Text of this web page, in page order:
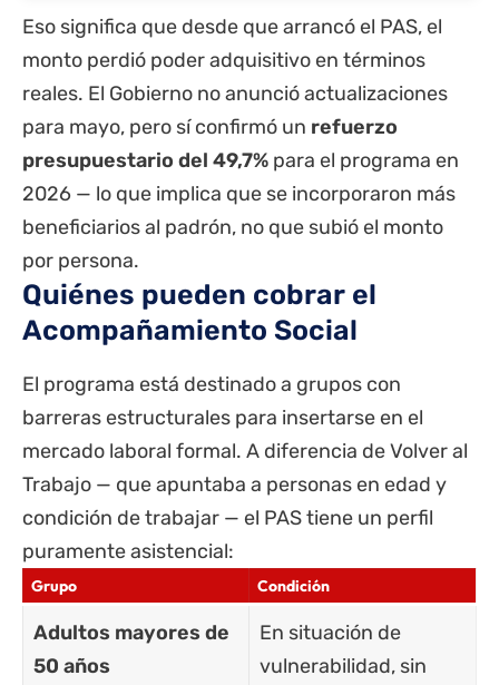
Eso significa que desde que arrancó el PAS, el
monto perdió poder adquisitivo en términos
reales. El Gobierno no anunció actualizaciones
para mayo, pero sí confirmó un refuerzo
presupuestario del 49,7% para el programa en
2026 — lo que implica que se incorporaron más
beneficiarios al padrón, no que subió el monto
por persona.
Quiénes pueden cobrar el
Acompañamiento Social
El programa está destinado a grupos con
barreras estructurales para insertarse en el
mercado laboral formal. A diferencia de Volver al
Trabajo — que apuntaba a personas en edad y
condición de trabajar — el PAS tiene un perfil
puramente asistencial:
Grupo Condición
Adultos mayores de
50 años
En situación de
vulnerabilidad, sin